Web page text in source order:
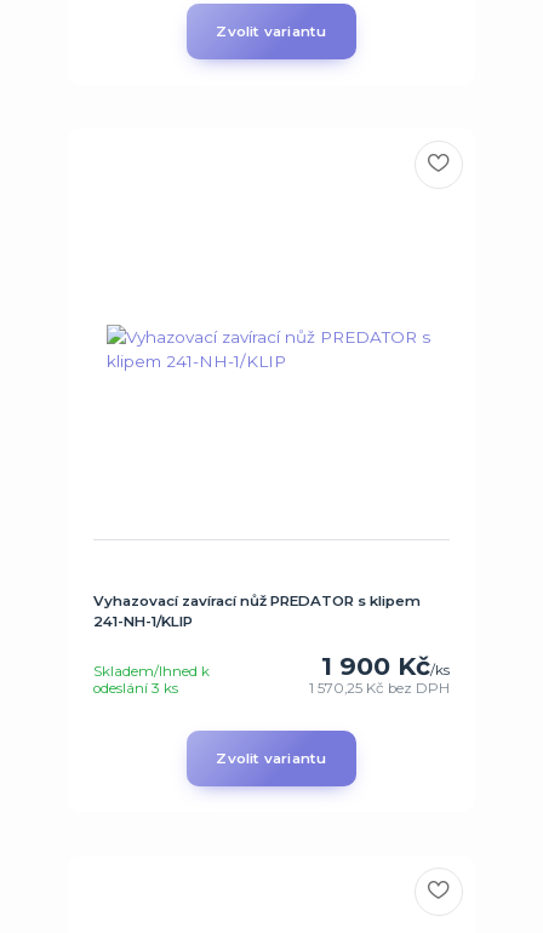
Zvolit variantu
Vyhazovací zavírací nůž PREDATOR s klipem
241-NH-1/KLIP
1 900 Kč/ks
1 570,25 Kč bez DPH
Skladem/Ihned k
odeslání 3 ks
Zvolit variantu